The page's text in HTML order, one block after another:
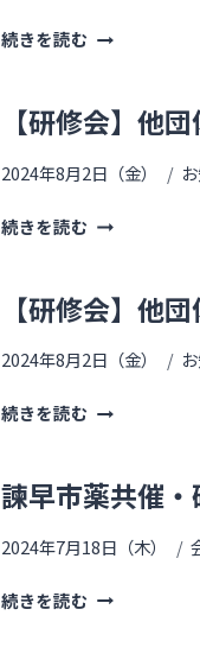
続きを読む
【研修会】他
2024年8月2日（金）
続きを読む
【研修会】他
2024年8月2日（金）
続きを読む
諫早市薬共催・
2024年7月18日（木）
続きを読む